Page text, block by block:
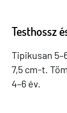
Testhossz
Tipikusan
7,5 cm-t.
4–6 év.